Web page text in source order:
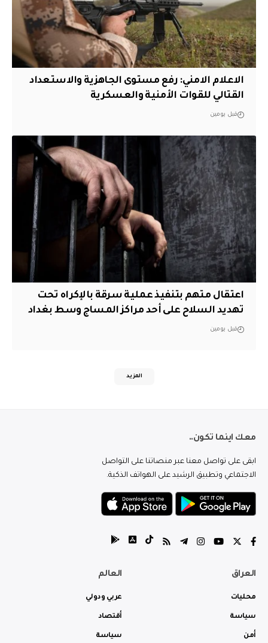
الاعلام الامني: رفع مستوى الجاهزية والاستعداد
القتالي للقوات الأمنية والعسكرية
قبل يومين
اعتقال متهم بتنفيذ عملية سرقة بالإكراه تحت
تهديد السلاح على أحد مراكز المساج وسط بغداد
قبل يومين
المزيد
معك اينما تكون..
ابقى على تواصل معنا عبر منصاتنا على التواصل
الاجتماعي وتطبيق الرشيد على الهواتف الذكية.
العراق
محليات
سياسة
أمن
العالم
عربي ودولي
أقتصاد
سياسة